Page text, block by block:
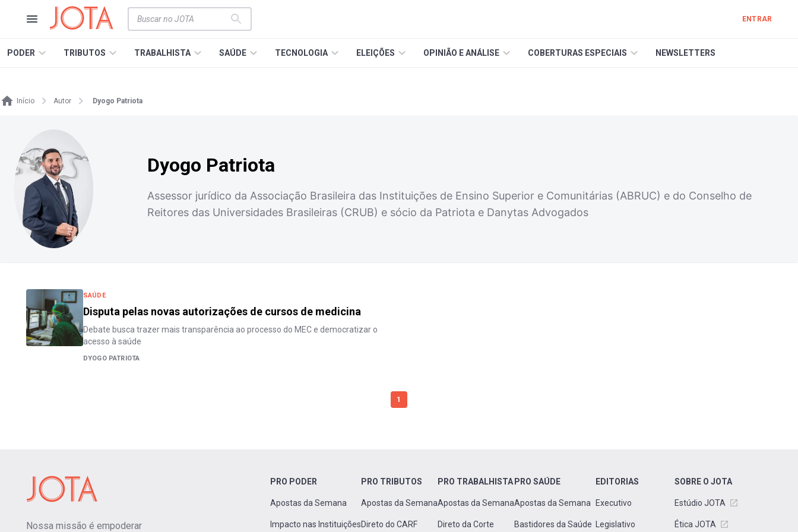
ENTRAR
PODER TRIBUTOS TRABALHISTA SAÚDE TECNOLOGIA ELEIÇÕES OPINIÃO E ANÁLISE COBERTURAS ESPECIAIS NEWSLETTERS
Início Autor Dyogo Patriota
Dyogo Patriota
Assessor jurídico da Associação Brasileira das Instituições de Ensino Superior e Comunitárias (ABRUC) e do Conselho de
Reitores das Universidades Brasileiras (CRUB) e sócio da Patriota e Danytas Advogados
SAÚDE
Disputa pelas novas autorizações de cursos de medicina
Debate busca trazer mais transparência ao processo do MEC e democratizar o
acesso à saúde
DYOGO PATRIOTA
1
Nossa missão é empoderar
PRO PODER
Apostas da Semana
Impacto nas Instituições
PRO TRIBUTOS
Apostas da Semana
Direto do CARF
PRO TRABALHISTA
Apostas da Semana
Direto da Corte
PRO SAÚDE
Apostas da Semana
Bastidores da Saúde
EDITORIAS
Executivo
Legislativo
SOBRE O JOTA
Estúdio JOTA
Ética JOTA